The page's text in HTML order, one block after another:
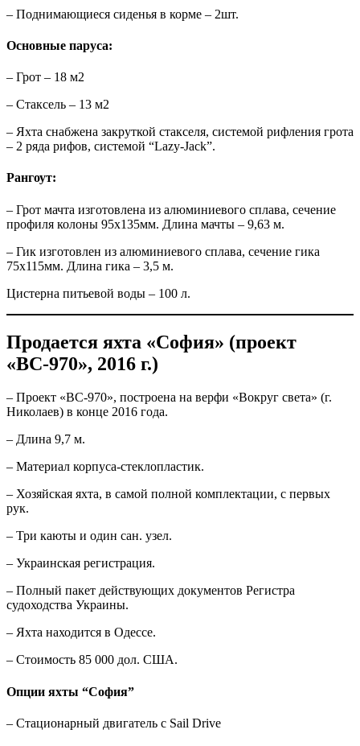
– Поднимающиеся сиденья в корме – 2шт.
Основные паруса:
– Грот – 18 м2
– Стаксель – 13 м2
– Яхта снабжена закруткой стакселя, системой рифления грота
– 2 ряда рифов, системой “Lazy-Jack”.
Рангоут:
– Грот мачта изготовлена из алюминиевого сплава, сечение
профиля колоны 95х135мм. Длина мачты – 9,63 м.
– Гик изготовлен из алюминиевого сплава, сечение гика
75х115мм. Длина гика – 3,5 м.
Цистерна питьевой воды – 100 л.
Продается яхта «София» (проект
«ВС-970», 2016 г.)
– Проект «ВС-970», построена на верфи «Вокруг света» (г.
Николаев) в конце 2016 года.
– Длина 9,7 м.
– Материал корпуса-стеклопластик.
– Хозяйская яхта, в самой полной комплектации, с первых
рук.
– Три каюты и один сан. узел.
– Украинская регистрация.
– Полный пакет действующих документов Регистра
судоходства Украины.
– Яхта находится в Одессе.
– Стоимость 85 000 дол. США.
Опции яхты “София”
– Стационарный двигатель с Sail Drive